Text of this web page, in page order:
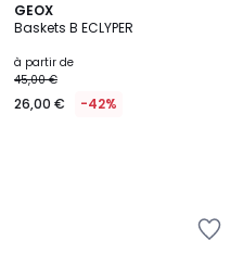
GEOX
Baskets B ECLYPER
à partir de
45,00 €
26,00 € -42%